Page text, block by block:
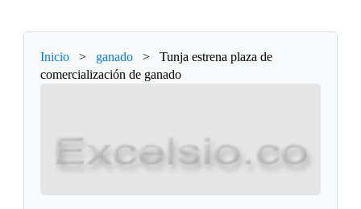
Inicio > ganado >
Tunja estrena plaza de
comercialización de ganado